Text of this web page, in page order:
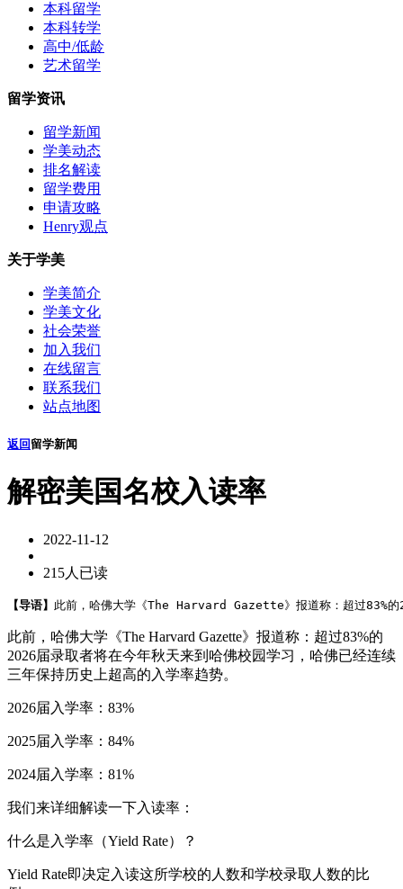
本科留学
本科转学
高中/低龄
艺术留学
留学资讯
留学新闻
学美动态
排名解读
留学费用
申请攻略
Henry观点
关于学美
学美简介
学美文化
社会荣誉
加入我们
在线留言
联系我们
站点地图
返回 留学新闻
解密美国名校入读率
2022-11-12
215人已读
【导语】 此前，哈佛大学《The Harvard Gazette》报道称：超过83%
此前，哈佛大学《The Harvard Gazette》报道称：超过83%的
2026届录取者将在今年秋天来到哈佛校园学习，哈佛已经连续
三年保持历史上超高的入学率趋势。
2026届入学率：83%
2025届入学率：84%
2024届入学率：81%
我们来详细解读一下入读率：
什么是入学率（Yield Rate）？
Yield Rate即决定入读这所学校的人数和学校录取人数的比